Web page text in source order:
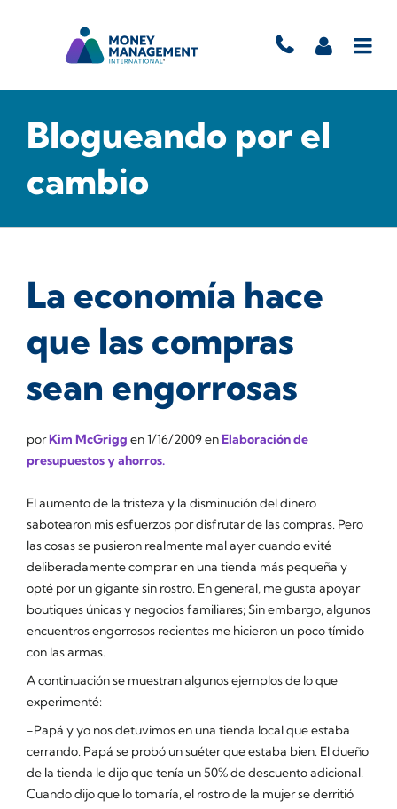
Blogueando por el
cambio
La economía hace
que las compras
sean engorrosas
porKim McGrigg en1/16/2009enElaboración de
presupuestos y ahorros.
El aumento de la tristeza y la disminución del dinero
sabotearon mis esfuerzos por disfrutar de las compras. Pero
las cosas se pusieron realmente mal ayer cuando evité
deliberadamente comprar en una tienda más pequeña y
opté por un gigante sin rostro. En general, me gusta apoyar
boutiques únicas y negocios familiares; Sin embargo, algunos
encuentros engorrosos recientes me hicieron un poco tímido
con las armas.
A continuación se muestran algunos ejemplos de lo que
experimenté:
-Papá y yo nos detuvimos en una tienda local que estaba
cerrando. Papá se probó un suéter que estaba bien. El dueño
de la tienda le dijo que tenía un 50% de descuento adicional.
Cuando dijo que lo tomaría, el rostro de la mujer se derritió